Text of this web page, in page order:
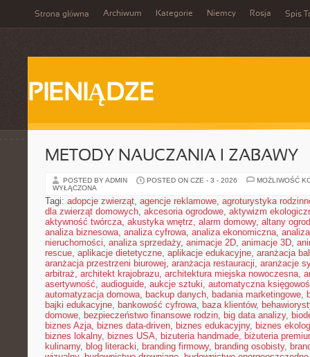
Strona główna Archiwum Kategorie Niemcy Rosja Spis
PIENIĄDZE
METODY NAUCZANIA I ZABAWY
POSTED BY ADMIN POSTED ON CZE - 3 - 2026
MOŻLIWOŚĆ
WYŁĄCZONA
Tagi: adopcje zwierząt, agencje reklamowe, agroturystyka
dla zwierząt domowych, akcesoria ogrodowe, aktywizm
aktywność twórcza, akustyka wnętrz, alarm domowy, altany
analiza biznesowa, analiza cyfrowa, analiza ekonomiczna,
nieruchomości, analiza sprzedaży, animacje 2D, animacje 3D,
rescue, aplikacje dietetyczne, aplikacje edukacyjne, aranżacja
aranżacja przestrzeni biurowej, aranżacja restauracji, aranżacje
arbitraż, architekt krajobrazu, architektura miejska nowoczesna,
asertywność, audioguide, aukcje sztuki, automatyczna
automatyzacja domowa, backup danych, badania marketingowe,
bajki edukacyjne, bankowość cyfrowa, baza klientów,
domowe, bezpieczeństwo finansowe rodzin, big data analizy,
biznes Azja, biznes data-driven, biznes edukacyjny, biznes
biznes lokalny, biznes USA, bizuteria handmade, biżuteria
kulinarny, blog literacki, branding firmowy, branding osobisty,